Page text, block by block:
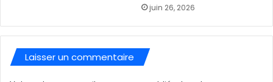
juin 26, 2026
Laisser un commentaire